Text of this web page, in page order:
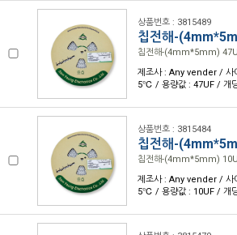
상품번호 : 3815489
칩전해-
칩전해-(4mm*5mm)
제조사 : Any vender /
5℃ / 용량값 : 47UF / 개
상품번호 : 3815484
칩전해-
칩전해-(4mm*5mm)
제조사 : Any vender /
5℃ / 용량값 : 10UF / 개